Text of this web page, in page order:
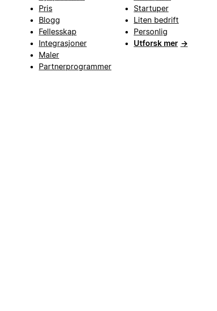
Pris
Blogg
Fellesskap
Integrasjoner
Maler
Partnerprogrammer
Startuper
Liten bedrift
Personlig
Utforsk mer →